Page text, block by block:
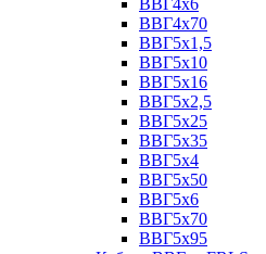
ВВГ4х6
ВВГ4х70
ВВГ5х1,5
ВВГ5х10
ВВГ5х16
ВВГ5х2,5
ВВГ5х25
ВВГ5х35
ВВГ5х4
ВВГ5х50
ВВГ5х6
ВВГ5х70
ВВГ5х95